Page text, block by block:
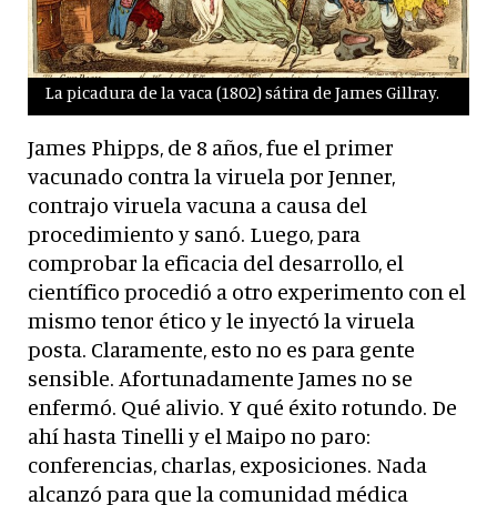
La picadura de la vaca (1802) sátira de James Gillray.
James Phipps, de 8 años, fue el primer
vacunado contra la viruela por Jenner,
contrajo viruela vacuna a causa del
procedimiento y sanó. Luego, para
comprobar la eficacia del desarrollo, el
científico procedió a otro experimento con el
mismo tenor ético y le inyectó la viruela
posta. Claramente, esto no es para gente
sensible. Afortunadamente James no se
enfermó. Qué alivio. Y qué éxito rotundo. De
ahí hasta Tinelli y el Maipo no paro:
conferencias, charlas, exposiciones. Nada
alcanzó para que la comunidad médica